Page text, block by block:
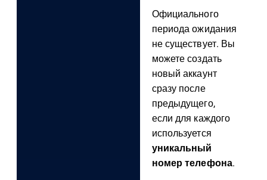
Официального
периода ожидания
не существует. Вы
можете создать
новый аккаунт
сразу после
предыдущего,
если для каждого
используется
уникальный
номер телефона.